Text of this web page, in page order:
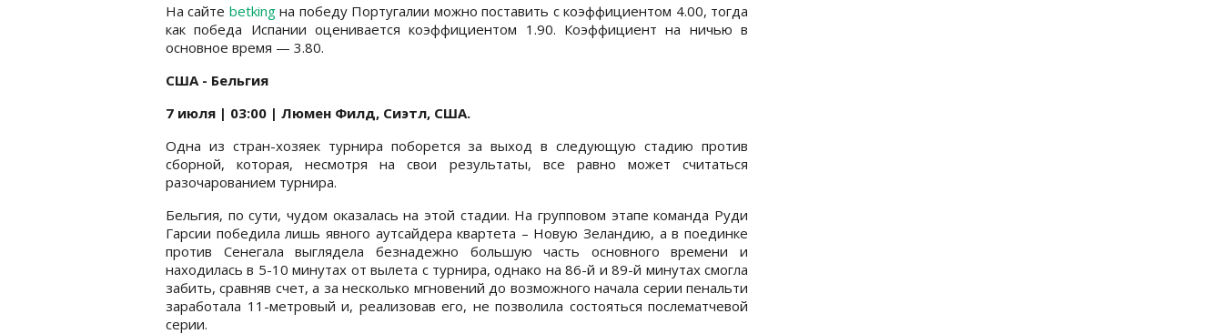
На сайте betkingна победу Португалии можно поставить с коэффициентом 4.00, тогда
как победа Испании оценивается коэффициентом 1.90. Коэффициент на ничью в
основное время — 3.80.
США - Бельгия
7 июля | 03:00 | Люмен Филд, Сиэтл, США.
Одна из стран-хозяек турнира поборется за выход в следующую стадию против
сборной, которая, несмотря на свои результаты, все равно может считаться
разочарованием турнира.
Бельгия, по сути, чудом оказалась на этой стадии. На групповом этапе команда Руди
Гарсии победила лишь явного аутсайдера квартета – Новую Зеландию, а в поединке
против Сенегала выглядела безнадежно большую часть основного времени и
находилась в 5-10 минутах от вылета с турнира, однако на 86-й и 89-й минутах смогла
забить, сравняв счет, а за несколько мгновений до возможного начала серии пенальти
заработала 11-метровый и, реализовав его, не позволила состояться послематчевой
серии.